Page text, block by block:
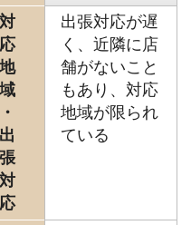
対
応
地
域
・
出
張
対
応
出張対応が遅
く、近隣に店
舗がないこと
もあり、対応
地域が限られ
ている